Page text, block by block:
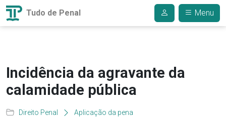
Tudo de Penal Menu
Incidência da agravante da
calamidade pública
Direito Penal Aplicação da pena